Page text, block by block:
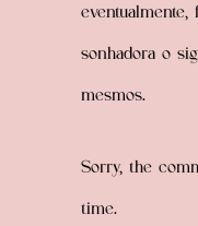
sonhadora o
mesmos.
Sorry, the
time.